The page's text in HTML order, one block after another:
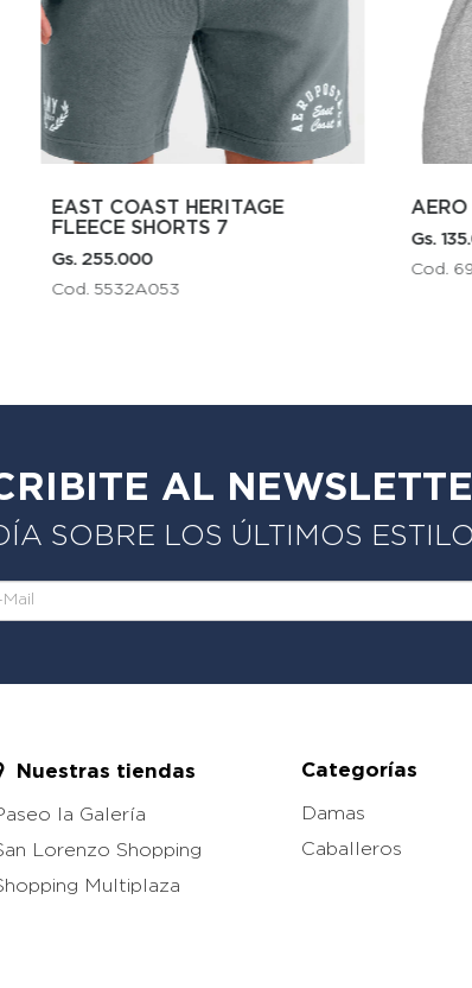
AERO GIRLS GRAPHIC
AL
SOBRE LOS ÚLTIMOS
Nuestras tiendas
la Galería
Lorenzo Shopping
Multiplaza
Categorías
Damas
Caballeros